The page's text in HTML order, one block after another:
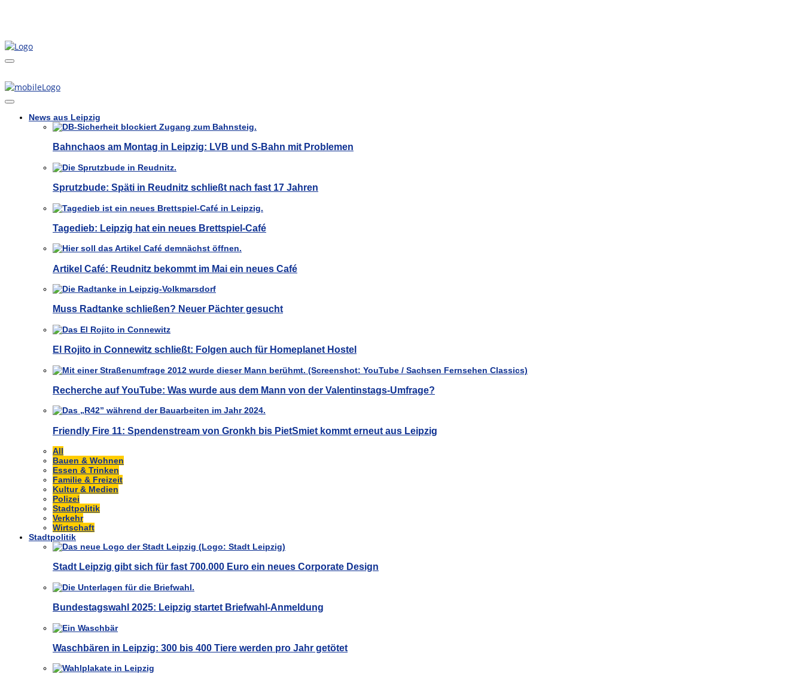
News aus Leipzig
Bahnchaos am Montag in Leipzig: LVB und S-Bahn mit Problemen
Sprutzbude: Späti in Reudnitz schließt nach fast 17 Jahren
Tagedieb: Leipzig hat ein neues Brettspiel-Café
Artikel Café: Reudnitz bekommt im Mai ein neues Café
Muss Radtanke schließen? Neuer Pächter gesucht
El Rojito in Connewitz schließt: Folgen auch für Homeplanet Hostel
Recherche auf YouTube: Was wurde aus dem Mann von der Valentinstags-Umfrage?
Friendly Fire 11: Spendenstream von Gronkh bis PietSmiet kommt erneut aus Leipzig
All
Bauen & Wohnen
Essen & Trinken
Familie & Freizeit
Kultur & Medien
Polizei
Stadtpolitik
Verkehr
Wirtschaft
Stadtpolitik
Stadt Leipzig gibt sich für fast 700.000 Euro ein neues Corporate Design
Bundestagswahl 2025: Leipzig startet Briefwahl-Anmeldung
Waschbären in Leipzig: 300 bis 400 Tiere werden pro Jahr getötet